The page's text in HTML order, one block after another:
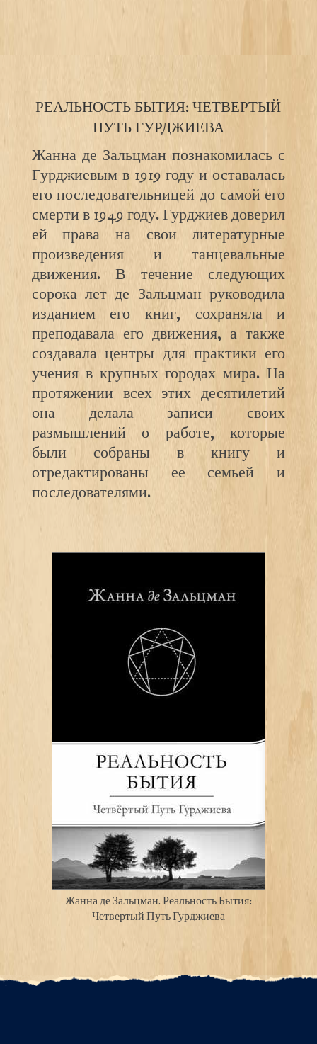
РЕАЛЬНОСТЬ БЫТИЯ: ЧЕТВЕРТЫЙ
ПУТЬ ГУРДЖИЕВА
Жанна де Зальцман познакомилась с
Гурджиевым в 1919 году и оставалась
его последовательницей до самой его
смерти в 1949 году. Гурджиев доверил
ей права на свои литературные
произведения и танцевальные
движения. В течение следующих
сорока лет де Зальцман руководила
изданием его книг, сохраняла и
преподавала его движения, а также
создавала центры для практики его
учения в крупных городах мира. На
протяжении всех этих десятилетий
она делала записи своих
размышлений о работе, которые
были собраны в книгу и
отредактированы ее семьей и
последователями.
Жанна де Зальцман. Реальность Бытия:
Четвертый Путь Гурджиева